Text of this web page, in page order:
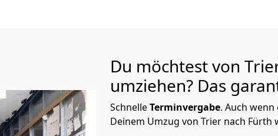
Du möchtest von
umziehen? Das
SchnelleTerminvergabe. Auch wenn
Deinem Umzug von Trier nach Fürth